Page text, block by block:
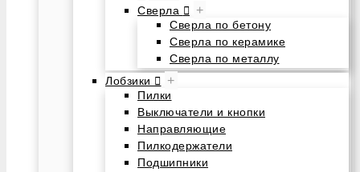
Сверла
+
Сверла по бетону
Сверла по керамике
Сверла по металлу
Лобзики
+
Пилки
Выключатели и кнопки
Направляющие
Пилкодержатели
Подшипники